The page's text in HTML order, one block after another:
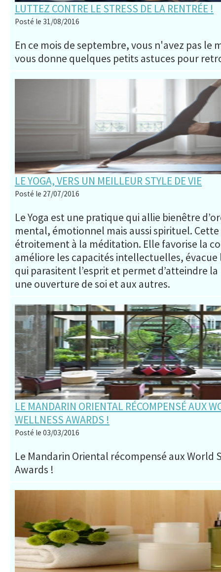
LUTTEZ CONTRE LE STRESS DE LA RENTRÉE !
Posté le 31/08/2016
En ce mois de septembre, vous n'avez pas le
vous donne quelques petits astuces pour
LE YOGA, VERS UN MEILLEUR STYLE DE VIE
Posté le 27/07/2016
Le Yoga est une pratique qui allie bienêtre
mental, émotionnel mais aussi spirituel.
étroitement à la méditation. Elle favorise la
améliore les capacités intellectuelles, évacue
qui parasitent l’esprit et permet d’atteindre
une ouverture de soi et aux autres.
LE MANDARIN ORIENTAL RÉCOMPENSÉ AUX
WELLNESS AWARDS !
Posté le 03/03/2016
Le Mandarin Oriental récompensé aux World
Awards !